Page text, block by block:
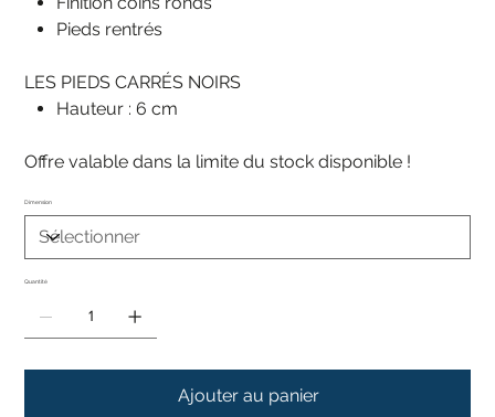
Pieds rentrés
LES PIEDS CARRÉS NOIRS
Hauteur : 6 cm
Offre valable dans la limite du stock disponible !
Dimension
Quantité
Ajouter au panier